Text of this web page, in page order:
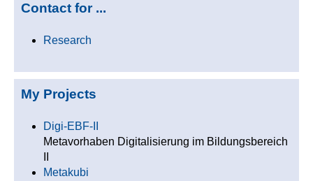
Contact for ...
Research
My Projects
Digi-EBF-II
Metavorhaben Digitalisierung im Bildungsbereich
Metakubi